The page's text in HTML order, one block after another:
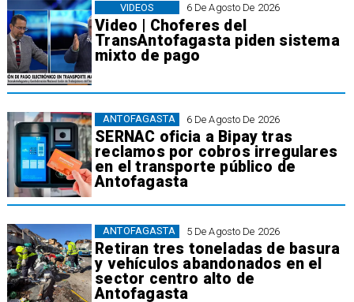
6 De Agosto De 2026
Video | Choferes del
TransAntofagasta piden sistema
mixto de pago
VIDEOS
6 De Agosto De 2026
SERNAC oficia a Bipay tras
reclamos por cobros irregulares
en el transporte público de
Antofagasta
ANTOFAGASTA
5 De Agosto De 2026
Retiran tres toneladas de basura
y vehículos abandonados en el
sector centro alto de
Antofagasta
ANTOFAGASTA